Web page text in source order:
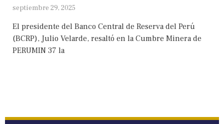
septiembre 29, 2025
El presidente del Banco Central de Reserva del Perú
(BCRP), Julio Velarde, resaltó en la Cumbre Minera de
PERUMIN 37 la